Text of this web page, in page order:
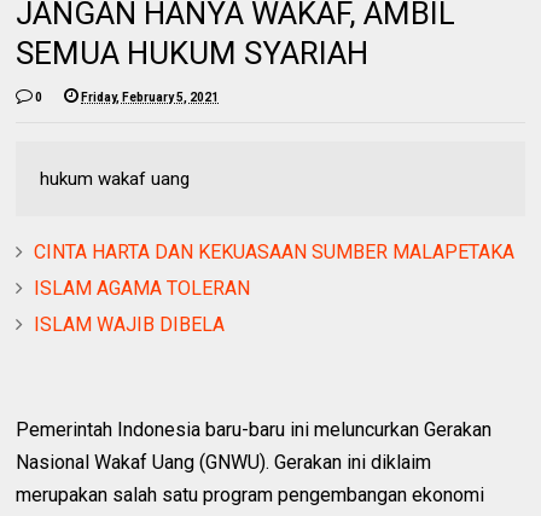
JANGAN HANYA WAKAF, AMBIL
SEMUA HUKUM SYARIAH
0 Friday, February 5, 2021
hukum wakaf uang
CINTA HARTA DAN KEKUASAAN SUMBER MALAPETAKA
ISLAM AGAMA TOLERAN
ISLAM WAJIB DIBELA
Pemerintah Indonesia baru-baru ini meluncurkan Gerakan
Nasional Wakaf Uang (GNWU). Gerakan ini diklaim
merupakan salah satu program pengembangan ekonomi